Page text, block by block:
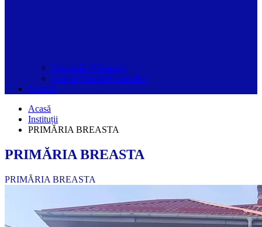
Grupurile Whatsapp
Spațiul Ghidul Primăriilor
Contact
Acasă
Instituții
PRIMĂRIA BREASTA
PRIMĂRIA BREASTA
PRIMĂRIA BREASTA